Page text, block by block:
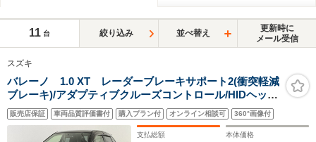
11 台 絞り込み 並べ替え
更新時に
メール受信
スズキ
バレーノ 1.0 XT レーダーブレーキサポート2(衝突軽減
ブレーキ)/アダプティブクルーズコントロール/HIDヘッド
ランプ/シートヒーター/スマートキー/プッシュスタート/
純正16インチAW/carrozzeria製ナビ/DVD/ワンセグ
TV/ETC/ドラレコ
販売店保証 車両品質評価書付 購入プラン付 オンライン相談可 360°画像付
支払総額 本体価格